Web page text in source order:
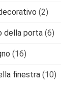
(2)
della porta (6)
(16)
finestra (10)